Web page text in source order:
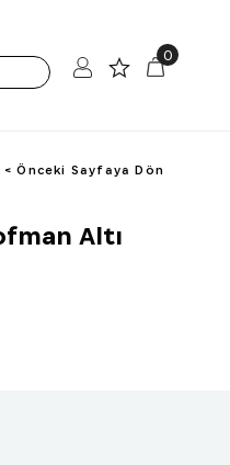
0
< Önceki Sayfaya Dön
Altı